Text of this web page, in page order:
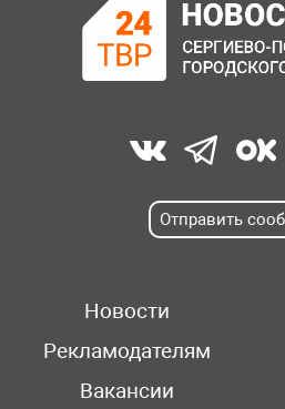
Отправить
Новости
Рекламодателям
Вакансии